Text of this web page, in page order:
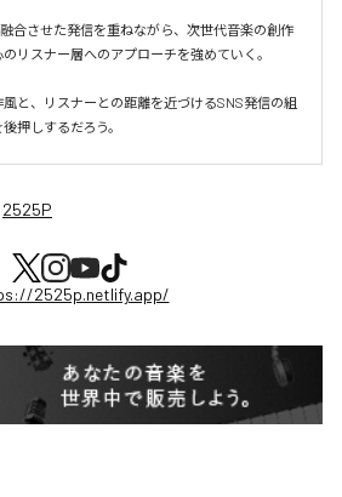
合させた発信を重ねながら、次世代音楽の創作
リスナー層へのアプローチを強めていく。
と、リスナーとの距離を近づけるSNS発信の組
押しするだろう。
2525P
2525p.netlify.app/